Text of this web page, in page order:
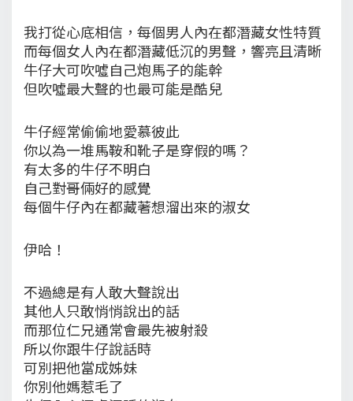
我打從心底相信，每個男人內在都潛藏女性特質
而每個女人內在都潛藏低沉的男聲，響亮且清晰
牛仔大可吹噓自己炮馬子的能幹
但吹噓最大聲的也最可能是酷兒
牛仔經常偷偷地愛慕彼此
你以為一堆馬鞍和靴子是穿假的嗎？
有太多的牛仔不明白
自己對哥倆好的感覺
每個牛仔內在都藏著想溜出來的淑女
伊哈！
不過總是有人敢大聲說出
其他人只敢悄悄說出的話
而那位仁兄通常會最先被射殺
所以你跟牛仔說話時
可別把他當成姊妹
你別他媽惹毛了